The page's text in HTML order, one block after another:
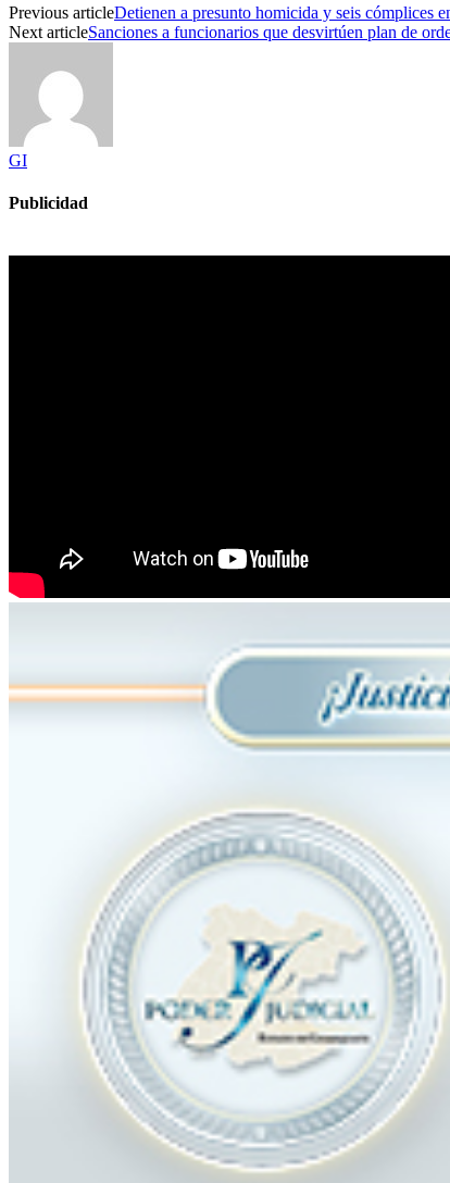
Previous articleDetienen a presunto homicida y seis cómplices
Next articleSanciones a funcionarios que desvirtúen plan de
GI
Publicidad